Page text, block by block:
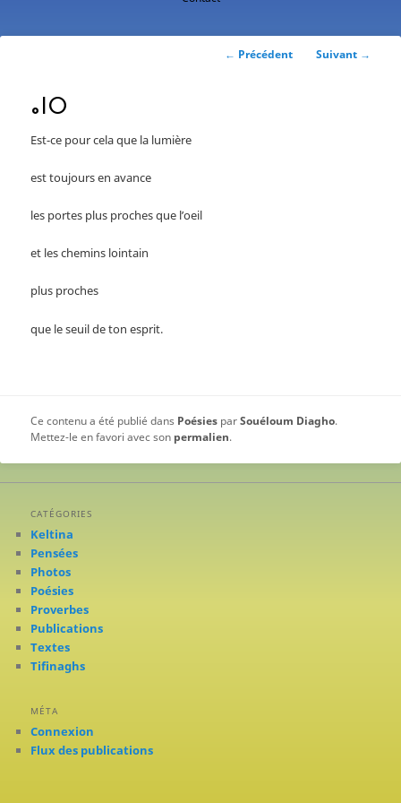
Navigation
← Précédent Suivant →
ⴰⵏⵔ
Est-ce pour cela que la lumière
est toujours en avance
les portes plus proches que l’oeil
et les chemins lointain
plus proches
que le seuil de ton esprit.
Ce contenu a été publié dans Poésies parSouéloum Diagho.
Mettez-le en favori avec son permalien.
CATÉGORIES
Keltina
Pensées
Photos
Poésies
Proverbes
Publications
Textes
Tifinaghs
MÉTA
Connexion
Flux des publications